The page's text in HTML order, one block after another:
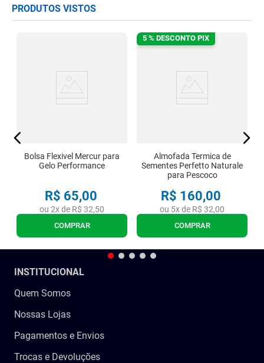
PRODUTOS VISTOS
Bolsa Flexivel Mercur para
Gelo Performance
R$ 65,00
ou 2x de R$ 32,50
COMPRAR
5 % DESCONTO PIX
Almofada Termica de
Sementes Perfetto Naturale
para Pescoco
R$ 160,00
ou 5x de R$ 32,00
COMPRAR
INSTITUCIONAL
Quem Somos
Nossas Lojas
Pagamentos e Envios
Trocas e Devoluções